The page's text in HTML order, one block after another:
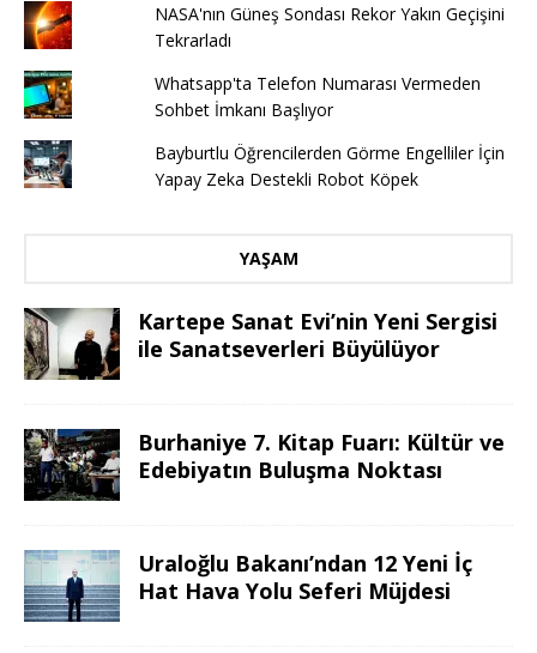
NASA'nın Güneş Sondası Rekor Yakın Geçişini
Tekrarladı
Whatsapp'ta Telefon Numarası Vermeden
Sohbet İmkanı Başlıyor
Bayburtlu Öğrencilerden Görme Engelliler İçin
Yapay Zeka Destekli Robot Köpek
YAŞAM
Kartepe Sanat Evi’nin Yeni Sergisi
ile Sanatseverleri Büyülüyor
Burhaniye 7. Kitap Fuarı: Kültür ve
Edebiyatın Buluşma Noktası
Uraloğlu Bakanı’ndan 12 Yeni İç
Hat Hava Yolu Seferi Müjdesi